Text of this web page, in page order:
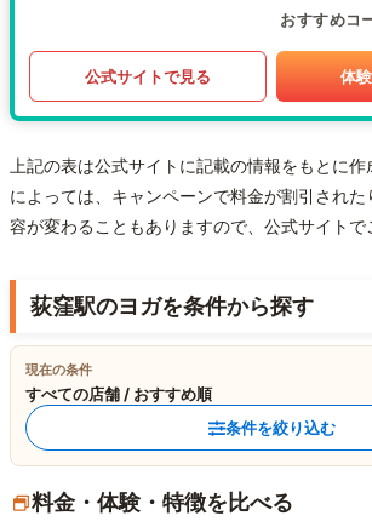
おすすめコ
公式サイトで見る 体
上記の表は公式サイトに記載の情報をもとに作
によっては、キャンペーンで料金が割引され
容が変わることもありますので、公式サイトで
荻窪駅のヨガを条件から探す
現在の条件
すべての店舗 / おすすめ順
条件を絞り込む
料金・体験・特徴を比べる